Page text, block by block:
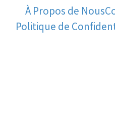
À Propos de Nous
Politique de